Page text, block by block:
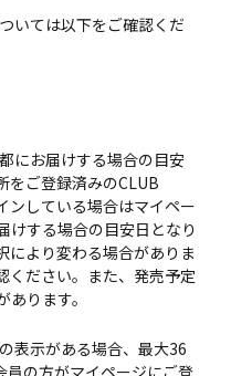
いては以下をご確認くだ
にお届けする場合の目安
をご登録済みのCLUB
している場合はマイペー
けする場合の目安日となり
により変わる場合がありま
ください。また、発売予定
ります。
表示がある場合、最大36
の方がマイページにご登